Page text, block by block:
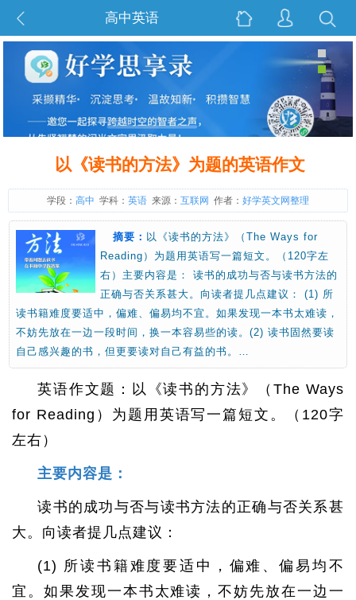
高中英语
以《读书的方法》为题的英语作文
学段： 高中 学科： 英语来源： 互联网 作者： 好学英文网整理
摘要： 以《读书的方法》（The Ways for
Reading）为题用英语写一篇短文。（120字左
右）主要内容是： 读书的成功与否与读书方法的
正确与否关系甚大。向读者提几点建议： (1) 所
读书籍难度要适中，偏难、偏易均不宜。如果发现一本书太难读，
不妨先放在一边一段时间，换一本容易些的读。(2) 读书固然要读
自己感兴趣的书，但更要读对自己有益的书。…
英语作文题：以《读书的方法》（The Ways
for Reading）为题用英语写一篇短文。（120字
左右）
主要内容是：
读书的成功与否与读书方法的正确与否关系甚
大。向读者提几点建议：
(1) 所读书籍难度要适中，偏难、偏易均不
宜。如果发现一本书太难读，不妨先放在一边一